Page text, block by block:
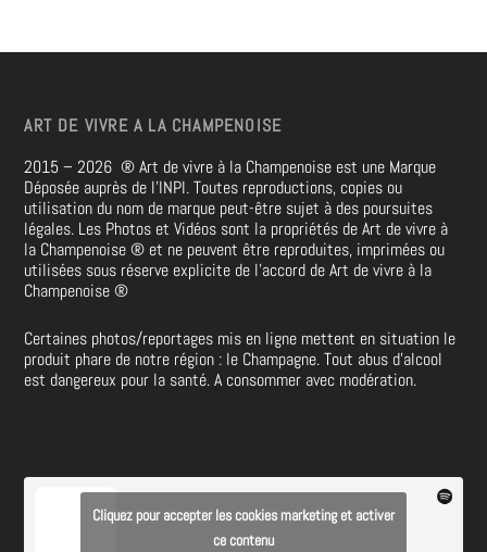
ART DE VIVRE A LA CHAMPENOISE
2015 – 2026®Art de vivre à la Champenoise est une Marque
Déposée auprès de l’INPI. Toutes reproductions, copies ou
utilisation du nom de marque peut-être sujet à des poursuites
légales. Les Photos et Vidéos sont la propriétés de Art de vivre à
la Champenoise® et ne peuvent être reproduites, imprimées ou
utilisées sous réserve explicite de l’accord de Art de vivre à la
Champenoise®
Certaines photos/reportages mis en ligne mettent en situation le
produit phare de notre région : le Champagne. Tout abus d’alcool
est dangereux pour la santé. A consommer avec modération.
Cliquez pour accepter les cookies marketing et activer
ce contenu